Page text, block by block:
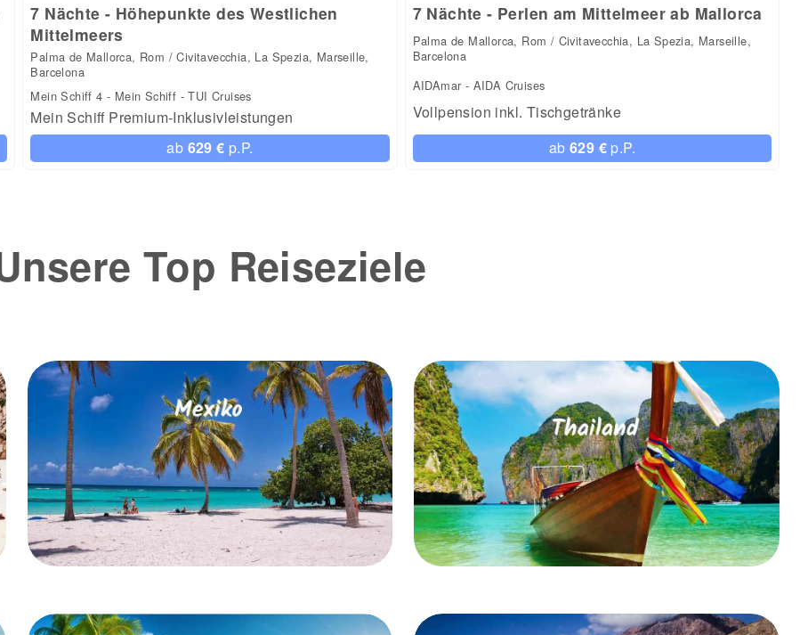
7 Nächte - Höhepunkte des Westlichen
Mittelmeers
Palma de Mallorca, Rom / Civitavecchia, La Spezia, Marseille,
Barcelona
Mein Schiff 4 - Mein Schiff - TUI Cruises
Mein Schiff Premium-Inklusivleistungen
ab 629 € p.P.
7 Nächte - Perlen am Mittelmeer ab Mallorca
Palma de Mallorca, Rom / Civitavecchia, La Spezia, Marseille,
Barcelona
AIDAmar - AIDA Cruises
Vollpension inkl. Tischgetränke
ab 629 €p.P.
Top Reiseziele